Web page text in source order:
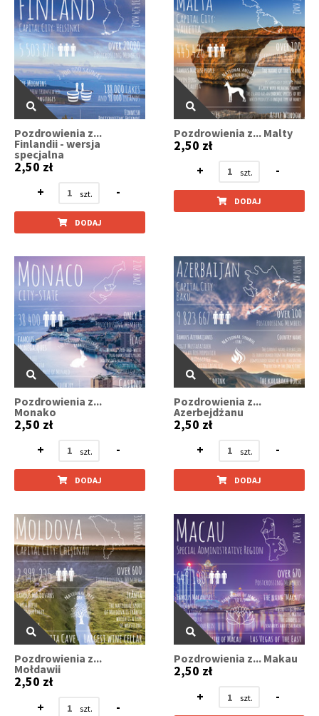
Pozdrowienia z...
Finlandii - wersja
specjalna
2,50 zł
+
-
DODAJ
Pozdrowienia z... Malty
2,50 zł
+
-
DODAJ
Pozdrowienia z...
Monako
2,50 zł
+
-
DODAJ
Pozdrowienia z...
Azerbejdżanu
2,50 zł
+
-
DODAJ
Pozdrowienia z...
Mołdawii
2,50 zł
+
-
Pozdrowienia z... Makau
2,50 zł
+
-